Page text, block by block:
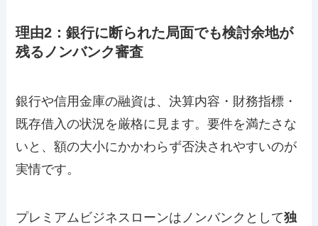
理由2：銀行に断られた局面でも検討余地が
残るノンバンク審査
銀行や信用金庫の融資は、決算内容・財務指標・
既存借入の状況を厳格に見ます。要件を満たさな
いと、額の大小にかかわらず否決されやすいのが
実情です。
プレミアムビジネスローンはノンバンクとして独